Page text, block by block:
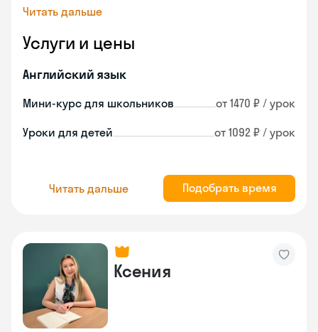
Читать дальше
Услуги и цены
Английский язык
Мини-курс для школьников от 1470 ₽ / урок
Уроки для детей от 1092 ₽ / урок
Читать дальше Подобрать время
Ксения